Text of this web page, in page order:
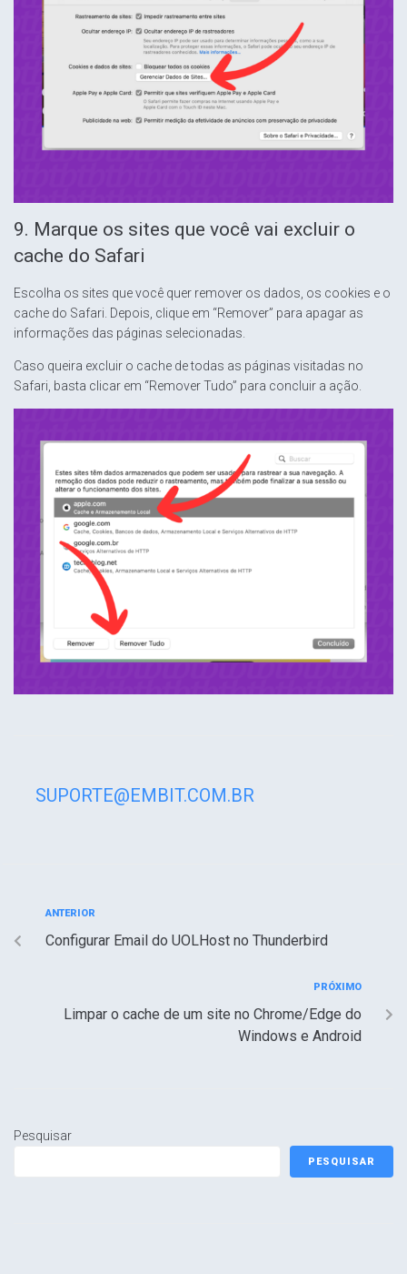
9. Marque os sites que você vai excluir o
cache do Safari
Escolha os sites que você quer remover os dados, os cookies e o
cache do Safari. Depois, clique em “Remover” para apagar as
informações das páginas selecionadas.
Caso queira excluir o cache de todas as páginas visitadas no
Safari, basta clicar em “Remover Tudo” para concluir a ação.
SUPORTE@EMBIT.COM.BR
ANTERIOR
Configurar Email do UOLHost no Thunderbird
PRÓXIMO
Limpar o cache de um site no Chrome/Edge do
Windows e Android
Pesquisar
PESQUISAR